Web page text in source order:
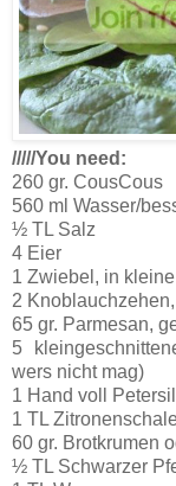
/////You need:
260 gr. CousCous
560 ml Wasser/
½ TL Salz
4 Eier
1 Zwiebel, in
2
65 gr. Parmesan,
5
wers nicht mag)
1 Hand voll
1 TL
60 gr. Brotkrumen
½ TL Schwarzer